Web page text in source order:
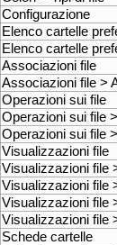
Configurazione
Elenco cartelle
Elenco cartelle
Associazioni file
Associazioni file >
Operazioni sui file
Operazioni sui file
Operazioni sui file
Visualizzazioni file
Visualizzazioni file
Visualizzazioni file
Visualizzazioni file
Visualizzazioni file
Schede cartelle